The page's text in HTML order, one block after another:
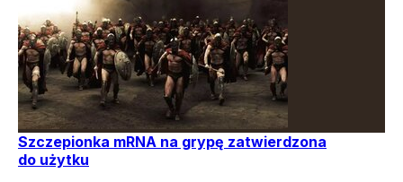
Szczepionka mRNA na grypę zatwierdzona
do użytku